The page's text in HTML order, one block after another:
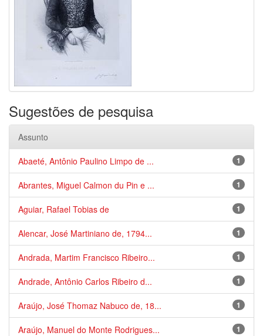
Sugestões de pesquisa
Assunto
1
Abaeté, Antônio Paulino Limpo de ...
1
Abrantes, Miguel Calmon du Pin e ...
1
Aguiar, Rafael Tobias de
1
Alencar, José Martiniano de, 1794...
1
Andrada, Martim Francisco Ribeiro...
1
Andrade, Antônio Carlos Ribeiro d...
1
Araújo, José Thomaz Nabuco de, 18...
1
Araújo, Manuel do Monte Rodrigues...